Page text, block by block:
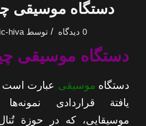
دستگاه موسیقی
0 دیدگاه / توسطhiva
دستگاه موسیقی
دستگاه موسیقی عبارت است
یافتة قراردادی
موسیقایی، که در حوزة